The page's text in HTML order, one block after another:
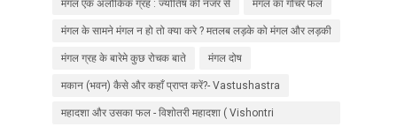
मंगल एक अलौकिक ग्रह : ज्योतिष की नजर से मंगल का गोचर फल
मंगल के सामने मंगल न हो तो क्या करे ? मतलब लड़के को मंगल और लड़की
को नहीं ?
मंगल ग्रह के बारेमे कुछ रोचक बाते मंगल दोष
मकान (भवन) कैसे और कहाँ प्राप्त करें?- Vastushastra
महादशा और उसका फल - विशोतरी महादशा ( Vishontri